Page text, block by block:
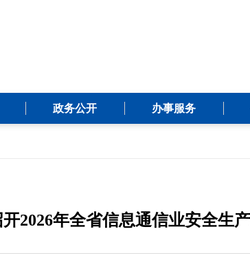
政务公开 办事服务
2026年全省信息通信业安全生